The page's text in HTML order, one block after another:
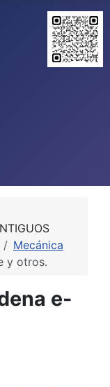
Mecánica
y otros.
e-